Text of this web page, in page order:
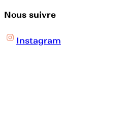
Nous suivre
Instagram